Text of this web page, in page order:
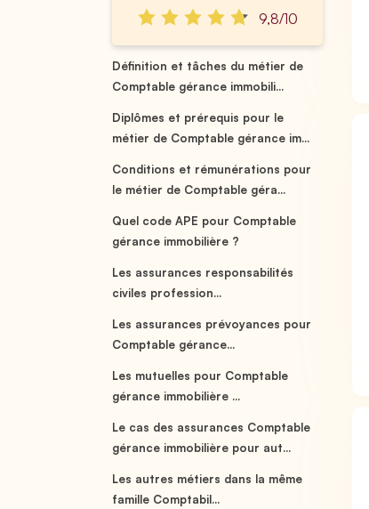
9,8/10
Définition et tâches du métier de
Comptable gérance immobili...
Diplômes et prérequis pour le
métier de Comptable gérance im...
Conditions et rémunérations pour
le métier de Comptable géra...
Quel code APE pour Comptable
gérance immobilière ?
Les assurances responsabilités
civiles profession...
Les assurances prévoyances pour
Comptable gérance...
Les mutuelles pour Comptable
gérance immobilière ...
Le cas des assurances Comptable
gérance immobilière pour aut...
Les autres métiers dans la même
famille Comptabil...